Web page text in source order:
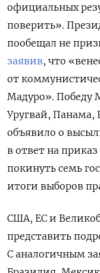
официальных
поверить».
пообещал не
заявив, что
от
Мадуро». Победу
Уругвай, Панама,
объявило о
в ответ на
покинуть семь
итоги выборов
США, ЕС и
представить
С аналогичным